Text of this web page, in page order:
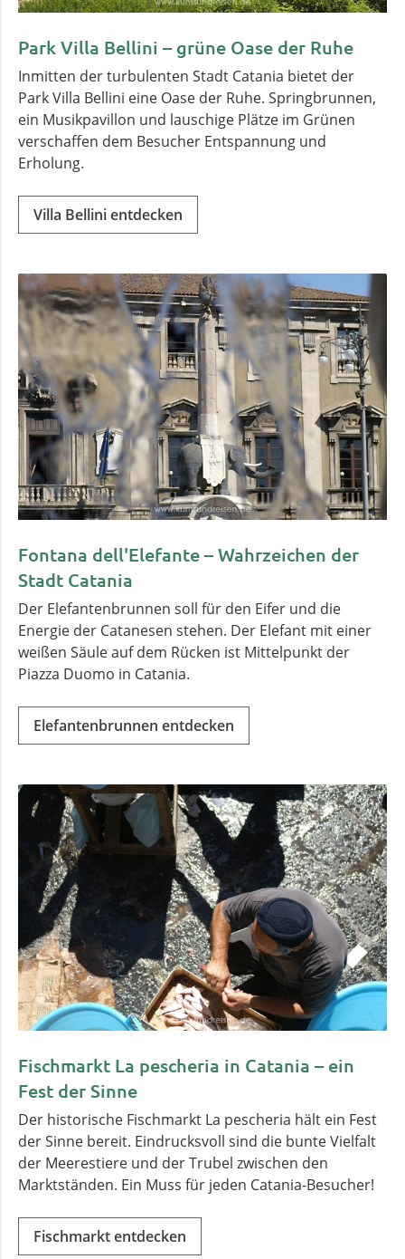
Park Villa Bellini – grüne Oase der Ruhe
Inmitten der turbulenten Stadt Catania bietet der
Park Villa Bellini eine Oase der Ruhe. Springbrunnen,
ein Musikpavillon und lauschige Plätze im Grünen
verschaffen dem Besucher Entspannung und
Erholung.
Villa Bellini entdecken
Fontana dell'Elefante – Wahrzeichen der
Stadt Catania
Der Elefantenbrunnen soll für den Eifer und die
Energie der Catanesen stehen. Der Elefant mit einer
weißen Säule auf dem Rücken ist Mittelpunkt der
Piazza Duomo in Catania.
Elefantenbrunnen entdecken
Fischmarkt La pescheria in Catania – ein
Fest der Sinne
Der historische Fischmarkt La pescheria hält ein Fest
der Sinne bereit. Eindrucksvoll sind die bunte Vielfalt
der Meerestiere und der Trubel zwischen den
Marktständen. Ein Muss für jeden Catania-Besucher!
Fischmarkt entdecken